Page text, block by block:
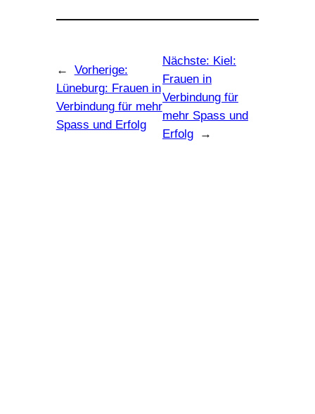
←
Vorherige:
Lüneburg: Frauen in
Verbindung für mehr
Spass und Erfolg
Nächste: Kiel:
Frauen in
Verbindung für
mehr Spass und
Erfolg
→